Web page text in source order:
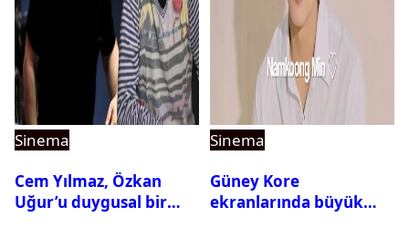
Sinema
Cem Yılmaz, Özkan
Uğur’u duygusal bir
Sinema
Güney Kore
ekranlarında büyük